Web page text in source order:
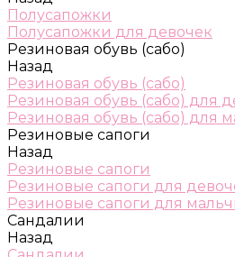
Полусапожки
Полусапожки для девочек
Резиновая обувь (сабо)
Назад
Резиновая обувь (сабо)
Резиновая обувь (сабо) для
Резиновая обувь (сабо) для
Резиновые сапоги
Назад
Резиновые сапоги
Резиновые сапоги для
Резиновые сапоги для
Сандалии
Назад